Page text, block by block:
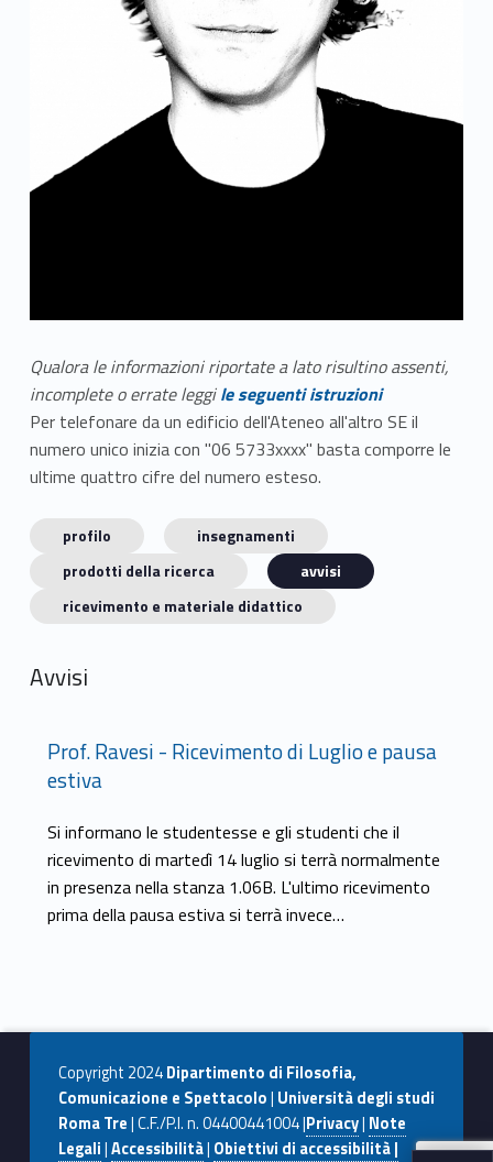
Qualora le informazioni riportate a lato risultino assenti,
incomplete o errate leggile seguenti istruzioni
Per telefonare da un edificio dell'Ateneo all'altro SE il
numero unico inizia con "06 5733xxxx" basta comporre le
ultime quattro cifre del numero esteso.
profilo
insegnamenti
prodotti della ricerca
avvisi
ricevimento e materiale didattico
Avvisi
Prof. Ravesi - Ricevimento di Luglio e pausa
estiva
Si informano le studentesse e gli studenti che il
ricevimento di martedì 14 luglio si terrà normalmente
in presenza nella stanza 1.06B. L'ultimo ricevimento
prima della pausa estiva si terrà invece…
Copyright 2024Dipartimento di Filosofia,
Comunicazione e Spettacolo| Università degli studi
Roma Tre| C.F./P.I. n. 04400441004 |Privacy| Note
Legali|Accessibilità| Obiettivi di accessibilità |